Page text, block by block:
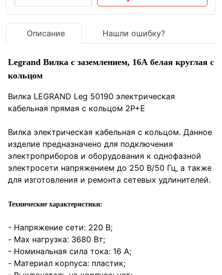
Описание Нашли ошибку?
Legrand Вилка с заземлением, 16А белая круглая с
кольцом
Вилка LEGRAND Leg 50190 электрическая
кабельная прямая с кольцом 2P+E
Вилка электрическая кабельная с кольцом. Данное
изделие предназначено для подключения
электроприборов и оборудования к однофазной
электросети напряжением до 250 В/50 Гц, а также
для изготовления и ремонта сетевых удлинителей.
Технические характеристики:
- Напряжение сети: 220 В;
- Max нагрузка: 3680 Вт;
- Номинальная сила тока: 16 A;
- Материал корпуса: пластик;